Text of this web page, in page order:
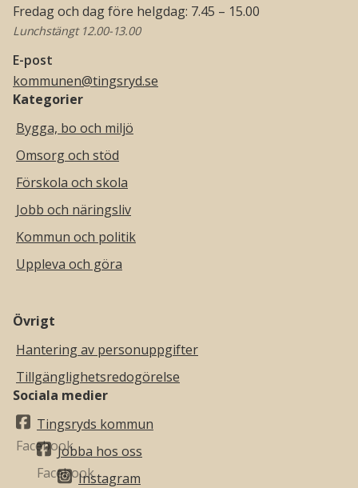
Fredag och dag före helgdag: 7.45 – 15.00
Lunchstängt 12.00-13.00
E-post
kommunen@tingsryd.se
Kategorier
Bygga, bo och miljö
Omsorg och stöd
Förskola och skola
Jobb och näringsliv
Kommun och politik
Uppleva och göra
Övrigt
Hantering av personuppgifter
Tillgänglighetsredogörelse
Sociala medier
Tingsryds kommun
Jobba hos oss
Instagram